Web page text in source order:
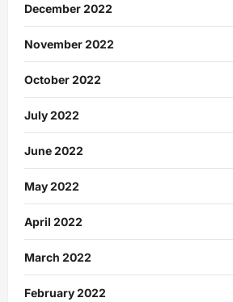
December 2022
November 2022
October 2022
July 2022
June 2022
May 2022
April 2022
March 2022
February 2022